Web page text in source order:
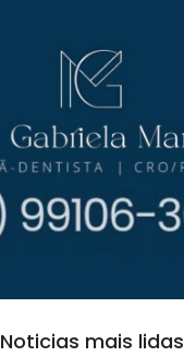
Noticias mais lidas